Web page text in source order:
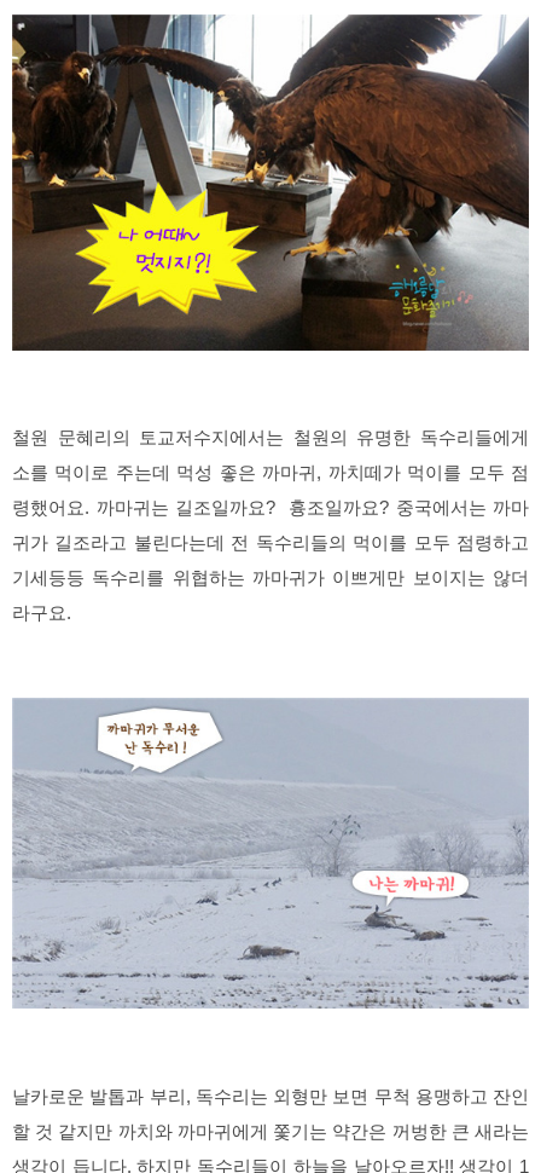
철원 문혜리의 토교저수지에서는 철원의 유명한 독수리들에게
소를 먹이로 주는데 먹성 좋은 까마귀, 까치떼가 먹이를 모두 점
령했어요. 까마귀는 길조일까요? 흉조일까요? 중국에서는 까마
귀가 길조라고 불린다는데 전 독수리들의 먹이를 모두 점령하고
기세등등 독수리를 위협하는 까마귀가 이쁘게만 보이지는 않더
라구요.
날카로운 발톱과 부리, 독수리는 외형만 보면 무척 용맹하고 잔인
할 것 같지만 까치와 까마귀에게 쫓기는 약간은 꺼벙한 큰 새라는
생각이 듭니다. 하지만 독수리들이 하늘을 날아오르자!! 생각이 1